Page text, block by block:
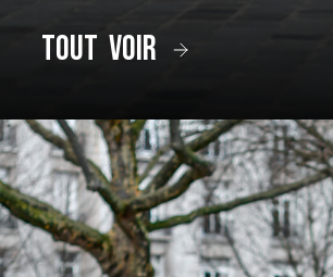
tout voir
voyage à travers